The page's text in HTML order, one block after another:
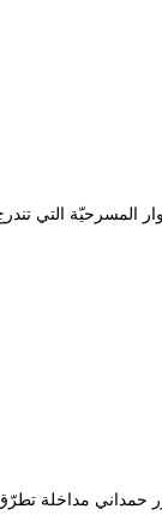
المسرحيّة التي
حمداني مداخلة